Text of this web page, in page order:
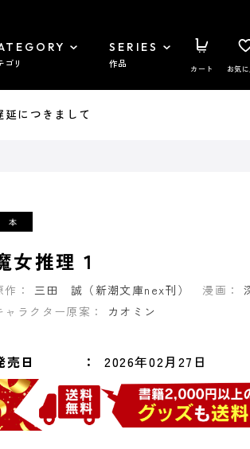
ゴリ
SERIES
作品 カート お気に
につきまして
女推理１
作： 三田 誠（新潮文庫nex刊） 漫画：
ャラクター原案：
カオミン
売日 2026年02月27日